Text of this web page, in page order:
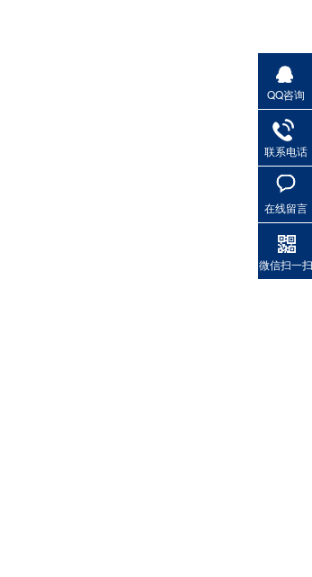
QQ咨询
联系电话
在线留言
微信扫一扫